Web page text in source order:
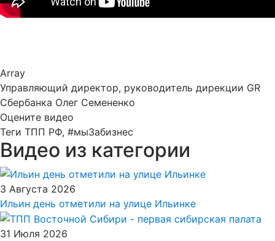
Array
Управляющий директор, руководитель дирекции GR
Сбербанка Олег Семененко
Оцените видео
Теги ТПП РФ, #мыЗабизнес
Видео из категории
3 Августа 2026
Ильин день отметили на улице Ильинке
31 Июля 2026